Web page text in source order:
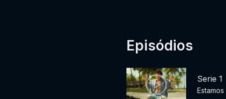
Episódios
Serie 1